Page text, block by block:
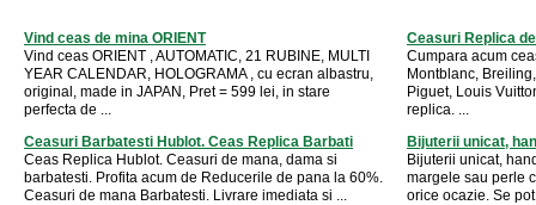
Vind ceas de mina ORIENT
Vind ceas ORIENT , AUTOMATIC, 21 RUBINE, MULTI
YEAR CALENDAR, HOLOGRAMA , cu ecran albastru,
original, made in JAPAN, Pret = 599 lei, in stare
perfecta de ...
Ceasuri Replica
Cumpara acum
Montblanc,
Piguet, Louis
replica. ...
Ceasuri Barbatesti Hublot. Ceas Replica Barbati
Ceas Replica Hublot. Ceasuri de mana, dama si
barbatesti. Profita acum de Reducerile de pana la 60%.
Ceasuri de mana Barbatesti. Livrare imediata si ...
Bijuterii unicat,
Bijuterii unicat,
margele sau perle
orice ocazie. Se